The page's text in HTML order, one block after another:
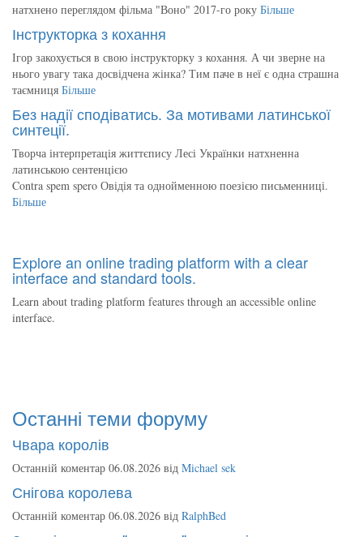
натхнено переглядом фільма "Воно" 2017-го року Більше
Інструкторка з кохання
Ігор закохується в свою інструкторку з кохання. А чи зверне на
нього увагу така досвідчена жінка? Тим паче в неї є одна страшна
таємниця Більше
Без надії сподіватись. За мотивами латинської
синтеції.
Творча інтерпретація життєпису Лесі Українки натхненна
латинською сентенцією
Contra spem spero Овідія та однойменною поезією письменниці.
Більше
Explore an online trading platform with a clear
interface and standard tools.
Learn about trading platform features through an accessible online
interface.
Останні теми форуму
Чвара королів
Останній коментар 06.08.2026 від Michael sek
Снігова королева
Останній коментар 06.08.2026 від RalphBed